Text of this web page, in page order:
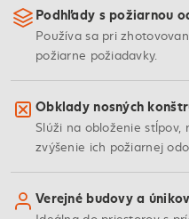
Podhľady s požiarnou
Používa sa pri
požiarne požiadavky.
Obklady nosných
Slúži na obloženie stĺpov,
zvýšenie ich požiarnej
Verejné budovy a